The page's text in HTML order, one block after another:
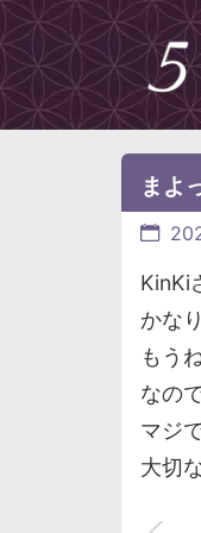
まよ
KinKi
かな
もう
なの
マジ
大切